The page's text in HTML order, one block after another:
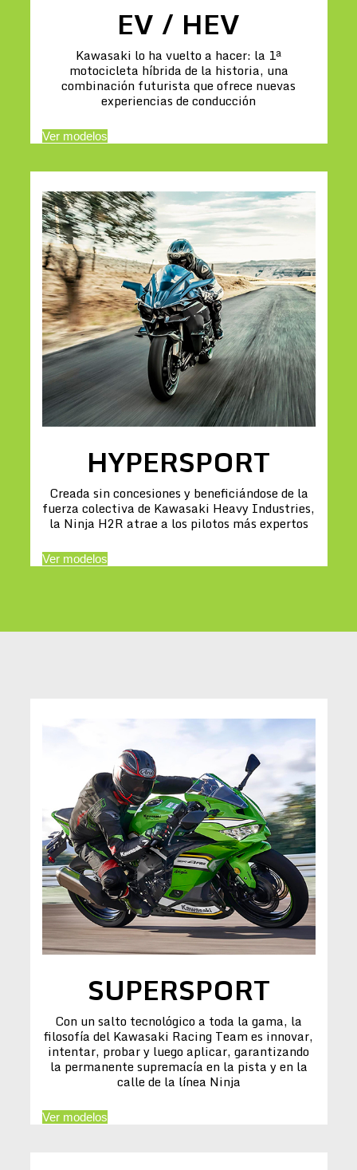
EV / HEV
Kawasaki lo ha vuelto a hacer: la 1ª
motocicleta híbrida de la historia, una
combinación futurista que ofrece nuevas
experiencias de conducción
Ver modelos
HYPERSPORT
Creada sin concesiones y beneficiándose de la
fuerza colectiva de Kawasaki Heavy Industries,
la Ninja H2R atrae a los pilotos más expertos
Ver modelos
SUPERSPORT
Con un salto tecnológico a toda la gama, la
filosofía del Kawasaki Racing Team es innovar,
intentar, probar y luego aplicar, garantizando
la permanente supremacía en la pista y en la
calle de la línea Ninja
Ver modelos